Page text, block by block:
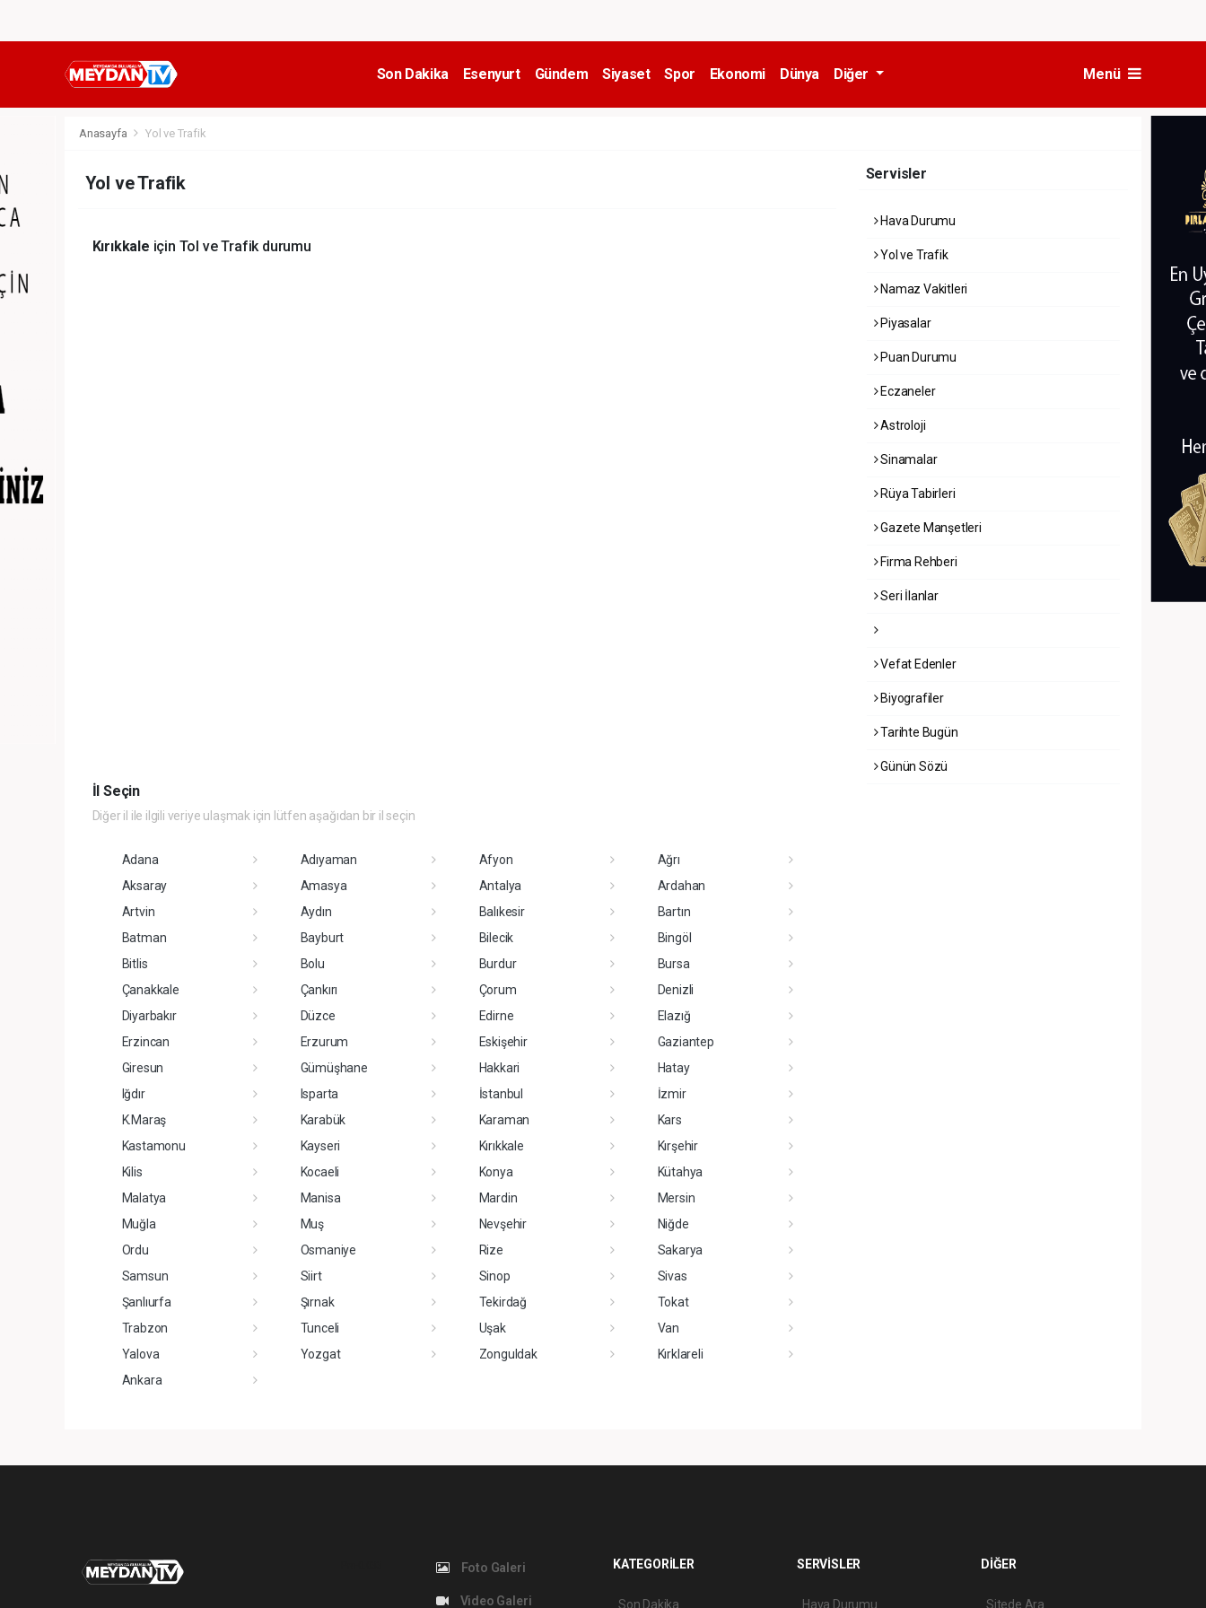
Son Dakika Esenyurt Gündem Siyaset Spor Ekonomi Dünya Diğer Menü
Anasayfa Yol ve Trafik
Yol ve Trafik
Kırıkkale için Tol ve Trafik durumu
İl Seçin
Diğer il ile ilgili veriye ulaşmak için lütfen aşağıdan bir il seçin
Adana Adıyaman Afyon
Ağrı
Aksaray
Amasya Antalya
Ardahan
Artvin
Aydın Balıkesir
Bartın
Batman
Bayburt Bilecik
Bingöl
Bitlis
Bolu Burdur
Bursa
Çanakkale
Çankırı Çorum
Denizli
Diyarbakır
Düzce Edirne
Elazığ
Erzincan
Erzurum Eskişehir
Gaziantep
Giresun
Gümüşhane Hakkari
Hatay
Iğdır
Isparta İstanbul
İzmir
K.Maraş
Karabük Karaman
Kars
Kastamonu
Kayseri Kırıkkale
Kırşehir
Kilis
Kocaeli Konya
Kütahya
Malatya
Manisa Mardin
Mersin
Muğla
Muş Nevşehir
Niğde
Ordu
Osmaniye Rize
Sakarya
Samsun
Siirt Sinop
Sivas
Şanlıurfa
Şırnak Tekirdağ
Tokat
Trabzon
Tunceli Uşak
Van
Yalova
Yozgat Zonguldak
Kırklareli
Ankara
Servisler
Hava Durumu
Yol ve Trafik
Namaz Vakitleri
Piyasalar
Puan Durumu
Eczaneler
Astroloji
Sinamalar
Rüya Tabirleri
Gazete Manşetleri
Firma Rehberi
Seri İlanlar
Vefat Edenler
Biyografiler
Tarihte Bugün
Günün Sözü
Foto Galeri
Video Galeri
KATEGORİLER
Son Dakika
SERVİSLER
Hava Durumu
DİĞER
Sitede Ara